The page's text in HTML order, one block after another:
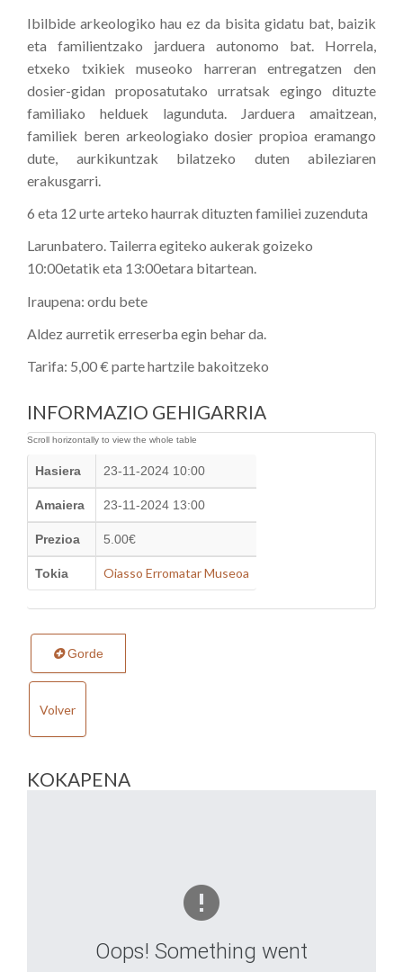
Ibilbide arkeologiko hau ez da bisita gidatu bat, baizik
eta familientzako jarduera autonomo bat. Horrela,
etxeko txikiek museoko harreran entregatzen den
dosier-gidan proposatutako urratsak egingo dituzte
familiako helduek lagunduta. Jarduera amaitzean,
familiek beren arkeologiako dosier propioa eramango
dute, aurkikuntzak bilatzeko duten abileziaren
erakusgarri.
6 eta 12 urte arteko haurrak dituzten familiei zuzenduta
Larunbatero. Tailerra egiteko aukerak goizeko
10:00etatik eta 13:00etara bitartean.
Iraupena: ordu bete
Aldez aurretik erreserba egin behar da.
Tarifa: 5,00 € parte hartzile bakoitzeko
INFORMAZIO GEHIGARRIA
Hasiera 23-11-2024 10:00
Amaiera 23-11-2024 13:00
Prezioa 5.00€
Tokia Oiasso Erromatar Museoa
Gorde
Volver
KOKAPENA
Oops! Something went